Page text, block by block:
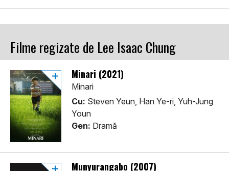
Filme regizate de Lee Isaac Chung
Minari (2021)
Minari
Cu: Steven Yeun, Han Ye-ri, Yuh-Jung
Youn
Gen: Dramă
Munyurangabo (2007)